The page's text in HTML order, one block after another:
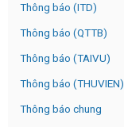
Thông báo (ITD)
Thông báo (QTTB)
Thông báo (TAIVU)
Thông báo (THUVIEN)
Thông báo chung